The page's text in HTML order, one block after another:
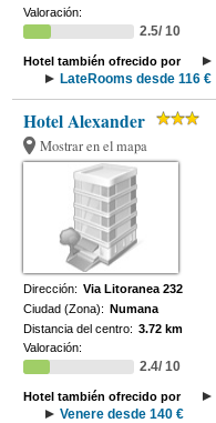
Valoración:
2.5/ 10
Hotel también ofrecido por
LateRooms desde 116 €
Hotel Alexander
Mostrar en el mapa
Dirección: Via Litoranea 232
Ciudad (Zona): Numana
Distancia del centro: 3.72 km
Valoración:
2.4/ 10
Hotel también ofrecido por
Venere desde 140 €